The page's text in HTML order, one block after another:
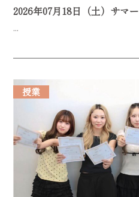
2026年07月18日（土）サマ
...
授業